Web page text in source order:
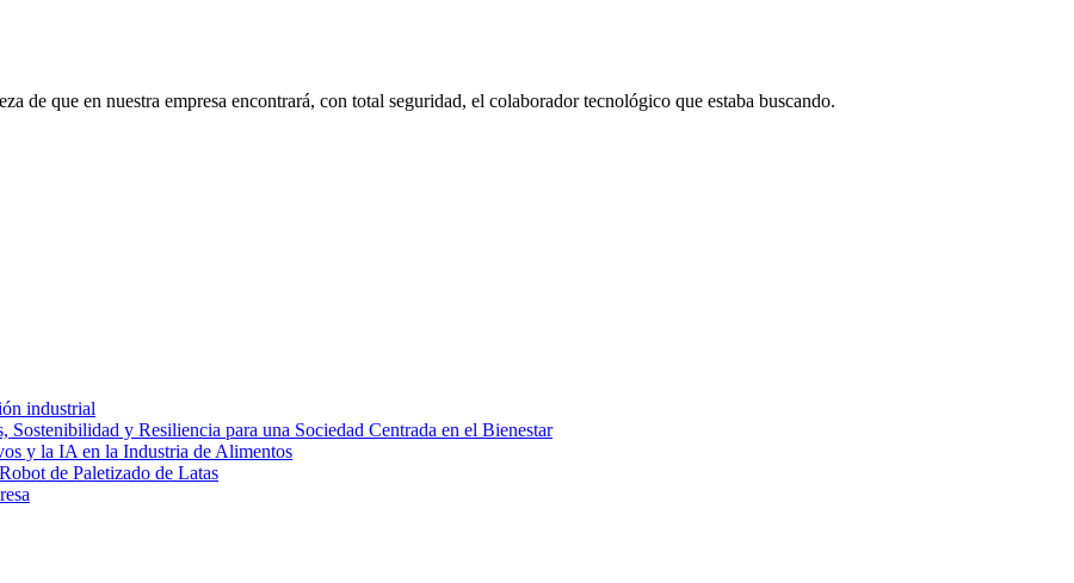
de que en nuestra empresa encontrará, con total seguridad, el colaborador tecnológico que estaba buscando.
industrial
y Resiliencia para una Sociedad Centrada en el Bienestar
y la IA en la Industria de Alimentos
de Paletizado de Latas